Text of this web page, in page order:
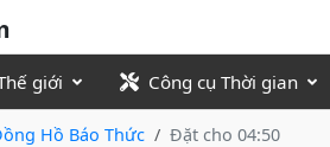
giới Công cụ Thời gian
Hồ Báo Thức Đặt cho 04:50